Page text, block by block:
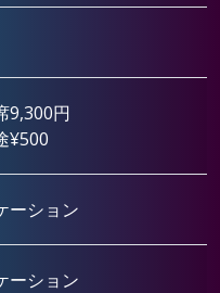
9,300円
¥500
ーション
ーション